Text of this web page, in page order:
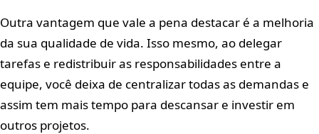
Outra vantagem que vale a pena destacar é a melhoria
da sua qualidade de vida. Isso mesmo, ao delegar
tarefas e redistribuir as responsabilidades entre a
equipe, você deixa de centralizar todas as demandas e
assim tem mais tempo para descansar e investir em
outros projetos.